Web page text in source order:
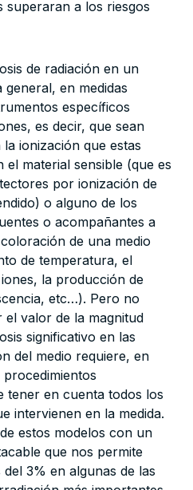
superaran a los riesgos
de radiación en un
en medidas
específicos
es decir, que sean
ionización que estas
material sensible (que es
por ionización de
o alguno de los
o acompañantes a
de una medio
de temperatura, el
la producción de
etc…). Pero no
el valor de la magnitud
significativo en las
del medio requiere, en
tener en cuenta todos los
intervienen en la medida.
estos modelos con un
que nos permite
3% en algunas de las